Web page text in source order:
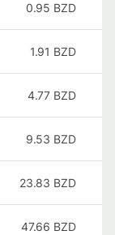
0.95 BZD
1.91 BZD
4.77 BZD
9.53 BZD
23.83 BZD
47.66 BZD